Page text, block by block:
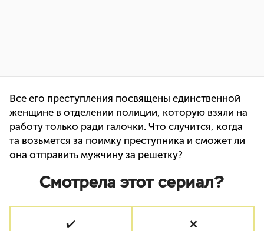
Все его преступления посвящены единственной
женщине в отделении полиции, которую взяли на
работу только ради галочки. Что случится, когда
та возьмется за поимку преступника и сможет ли
она отправить мужчину за решетку?
Смотрела этот сериал?
✔️ ❌